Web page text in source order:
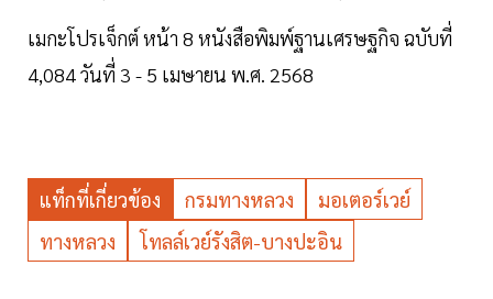
เมกะโปรเจ็กต์ หน้า 8 หนังสือพิมพ์ฐานเศรษฐกิจ ฉบับที่
4,084 วันที่ 3 - 5 เมษายน พ.ศ. 2568
แท็กที่เกี่ยวข้อง กรมทางหลวง
มอเตอร์เวย์
ทางหลวง
โทลล์เวย์รังสิต-บางปะอิน